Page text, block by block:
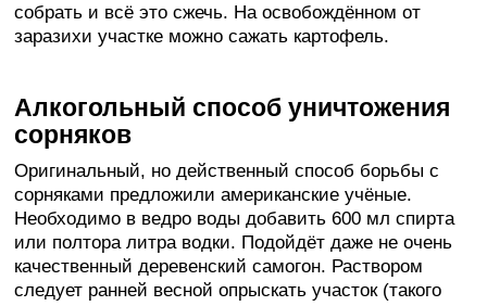
собрать и всё это сжечь. На освобождённом от
заразихи участке можно сажать картофель.
Алкогольный способ уничтожения
сорняков
Оригинальный, но действенный способ борьбы с
сорняками предложили американские учёные.
Необходимо в ведро воды добавить 600 мл спирта
или полтора литра водки. Подойдёт даже не очень
качественный деревенский самогон. Раствором
следует ранней весной опрыскать участок (такого